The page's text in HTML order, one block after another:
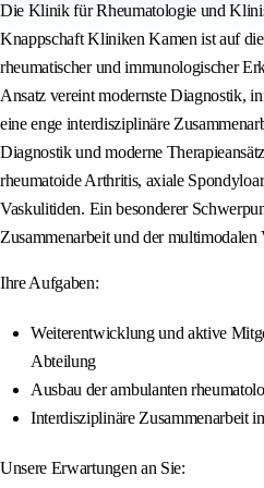
Die Klinik für Rheumatologie und
Knappschaft Kliniken Kamen ist auf
rheumatischer und immunologischer
Ansatz vereint modernste Diagnostik,
eine enge interdisziplinäre
Diagnostik und moderne
rheumatoide Arthritis, axiale
Vaskulitiden. Ein besonderer
Zusammenarbeit und der multimodalen
Ihre Aufgaben:
Weiterentwicklung und aktive
Abteilung
Ausbau der ambulanten
Interdisziplinäre Zusammenarbeit
Unsere Erwartungen an Sie: